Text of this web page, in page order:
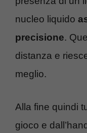
nucleo liquido
precisione.
distanza e
meglio.
Alla fine quindi
gioco e